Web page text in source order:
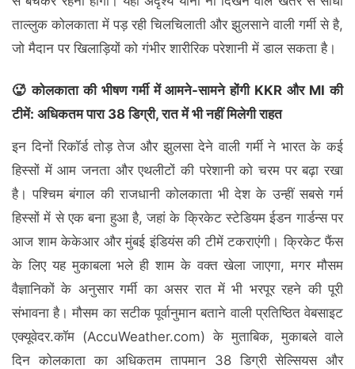
ताल्लुक कोलकाता में पड़ रही चिलचिलाती और झुलसाने वाली गर्मी से है,
जो मैदान पर खिलाड़ियों को गंभीर शारीरिक परेशानी में डाल सकता है।
🥵 कोलकाता की भीषण गर्मी में आमने-सामने होंगी KKR और MI की
टीमें: अधिकतम पारा 38 डिग्री, रात में भी नहीं मिलेगी राहत
इन दिनों रिकॉर्ड तोड़ तेज और झुलसा देने वाली गर्मी ने भारत के कई
हिस्सों में आम जनता और एथलीटों की परेशानी को चरम पर बढ़ा रखा
है। पश्चिम बंगाल की राजधानी कोलकाता भी देश के उन्हीं सबसे गर्म
हिस्सों में से एक बना हुआ है, जहां के क्रिकेट स्टेडियम ईडन गार्डन्स पर
आज शाम केकेआर और मुंबई इंडियंस की टीमें टकराएंगी। क्रिकेट फैंस
के लिए यह मुकाबला भले ही शाम के वक्त खेला जाएगा, मगर मौसम
वैज्ञानिकों के अनुसार गर्मी का असर रात में भी भरपूर रहने की पूरी
संभावना है। मौसम का सटीक पूर्वानुमान बताने वाली प्रतिष्ठित वेबसाइट
एक्यूवेदर.कॉम (AccuWeather.com) के मुताबिक, मुकाबले वाले
दिन कोलकाता का अधिकतम तापमान 38 डिग्री सेल्सियस और